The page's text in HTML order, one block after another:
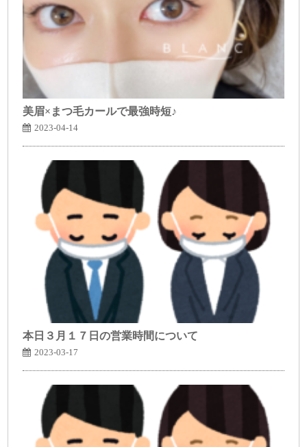
美眉×まつ毛カールで最強時短♪
2023-04-14
本日３月１７日の営業時間について
2023-03-17